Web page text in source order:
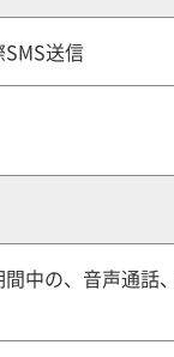
送信
中の、音声通話